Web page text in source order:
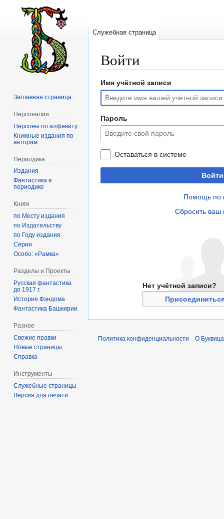
Войти
Перейти
навигации
Перейти
поиску
Имя учётной записи
Пароль
Оставаться в системе
Войти
Помощь по
Сбросить ваш
Нет учётной записи?
Служебная страница
Заглавная страница
Персоналии
Персоны по алфавиту
Книжные издания по
авторам
Периодика
Издания
Фантастика в
периодике
Книги
по Месту издания
по Издательству
по Году издания
Серии
Особо: «Рамка»
Разделы и Проекты
Русская фантастика
до 1917 г.
История Фэндома
Фантастика Башкирии
Разное
Свежие правки
Новые страницы
Справка
Инструменты
Служебные страницы
Версия для печати
Политика конфиденциальности О Буквица